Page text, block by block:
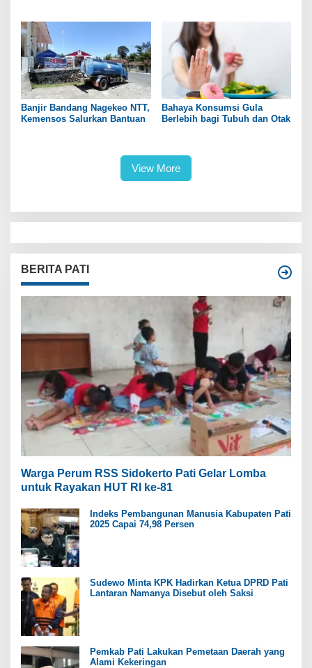
Banjir Bandang Nagekeo NTT,
Kemensos Salurkan Bantuan
Bahaya Konsumsi Gula
Berlebih bagi Tubuh dan Otak
View More
BERITA PATI
Warga Perum RSS Sidokerto Pati Gelar Lomba
untuk Rayakan HUT RI ke-81
Indeks Pembangunan Manusia Kabupaten Pati
2025 Capai 74,98 Persen
Sudewo Minta KPK Hadirkan Ketua DPRD Pati
Lantaran Namanya Disebut oleh Saksi
Pemkab Pati Lakukan Pemetaan Daerah yang
Alami Kekeringan